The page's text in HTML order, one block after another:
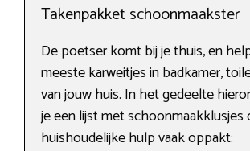
Takenpakket schoonmaakster
De poetser komt bij je thuis, en
meeste karweitjes in badkamer,
van jouw huis. In het gedeelte
je een lijst met schoonmaakklusjes
huishoudelijke hulp vaak oppakt: